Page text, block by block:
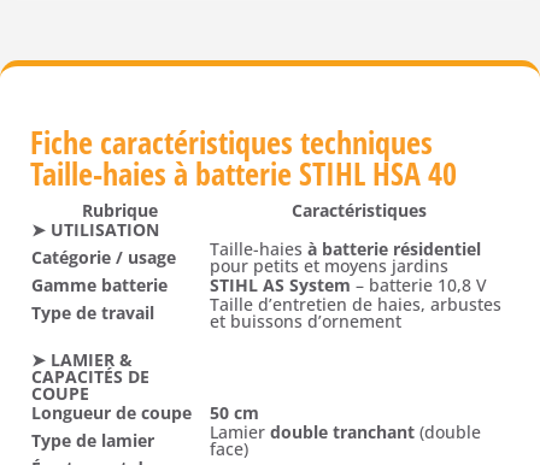
Fiche caractéristiques techniques
Taille-haies à batterie STIHL HSA 40
Rubrique
Caractéristiques
➤ UTILISATION
Catégorie / usage
Taille-haies à batterie résidentiel
pour petits et moyens jardins
Gamme batterie
STIHL AS System – batterie 10,8 V
Type de travail
Taille d’entretien de haies, arbustes
et buissons d’ornement
➤ LAMIER &
CAPACITÉS DE
COUPE
Longueur de coupe
50 cm
Type de lamier
Lamier double tranchant (double
face)